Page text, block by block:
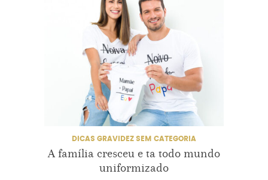
MAEDEMENINA PROJETONOIVINHA
SAUDEDOBEBE
DICAS GRAVIDEZ SEM CATEGORIA
A família cresceu e ta todo mundo
uniformizado